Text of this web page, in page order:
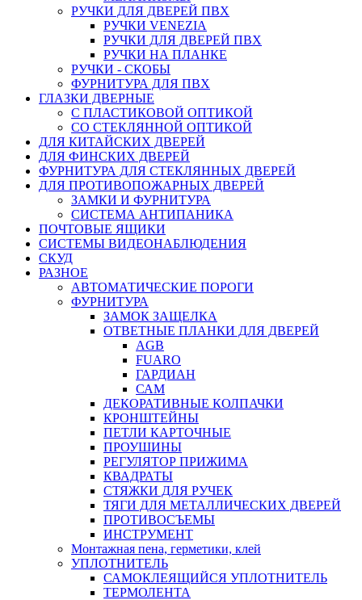
РУЧКИ ДЛЯ ДВЕРЕЙ ПВХ
РУЧКИ VENEZIA
РУЧКИ ДЛЯ ДВЕРЕЙ ПВХ
РУЧКИ НА ПЛАНКЕ
РУЧКИ - СКОБЫ
ФУРНИТУРА ДЛЯ ПВХ
ГЛАЗКИ ДВЕРНЫЕ
С ПЛАСТИКОВОЙ ОПТИКОЙ
СО СТЕКЛЯННОЙ ОПТИКОЙ
ДЛЯ КИТАЙСКИХ ДВЕРЕЙ
ДЛЯ ФИНСКИХ ДВЕРЕЙ
ФУРНИТУРА ДЛЯ СТЕКЛЯННЫХ ДВЕРЕЙ
ДЛЯ ПРОТИВОПОЖАРНЫХ ДВЕРЕЙ
ЗАМКИ И ФУРНИТУРА
СИСТЕМА АНТИПАНИКА
ПОЧТОВЫЕ ЯЩИКИ
СИСТЕМЫ ВИДЕОНАБЛЮДЕНИЯ
СКУД
РАЗНОЕ
АВТОМАТИЧЕСКИЕ ПОРОГИ
ФУРНИТУРА
ЗАМОК ЗАЩЕЛКА
ОТВЕТНЫЕ ПЛАНКИ ДЛЯ ДВЕРЕЙ
AGB
FUARO
ГАРДИАН
САМ
ДЕКОРАТИВНЫЕ КОЛПАЧКИ
КРОНШТЕЙНЫ
ПЕТЛИ КАРТОЧНЫЕ
ПРОУШИНЫ
РЕГУЛЯТОР ПРИЖИМА
КВАДРАТЫ
СТЯЖКИ ДЛЯ РУЧЕК
ТЯГИ ДЛЯ МЕТАЛЛИЧЕСКИХ ДВЕРЕЙ
ПРОТИВОСЪЕМЫ
ИНСТРУМЕНТ
Монтажная пена, герметики, клей
УПЛОТНИТЕЛЬ
САМОКЛЕЯЩИЙСЯ УПЛОТНИТЕЛЬ
ТЕРМОЛЕНТА